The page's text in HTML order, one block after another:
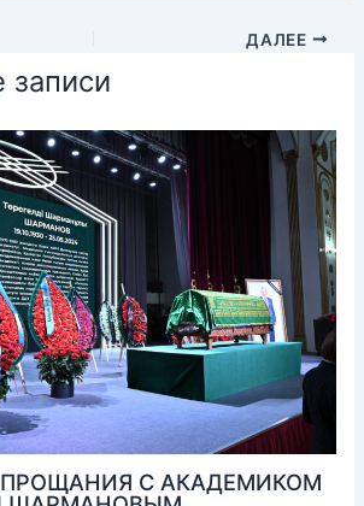
ДАЛЕЕ
записи
С АКАДЕМИКОМ